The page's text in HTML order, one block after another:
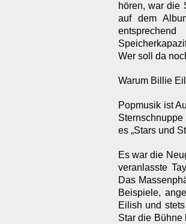
hören, war die
auf dem
Wer soll da
Warum Billie
Popmusik ist
es „Stars und
Es war die
veranlasste
Das
Beispiele,
Eilish und
Star die Bühne